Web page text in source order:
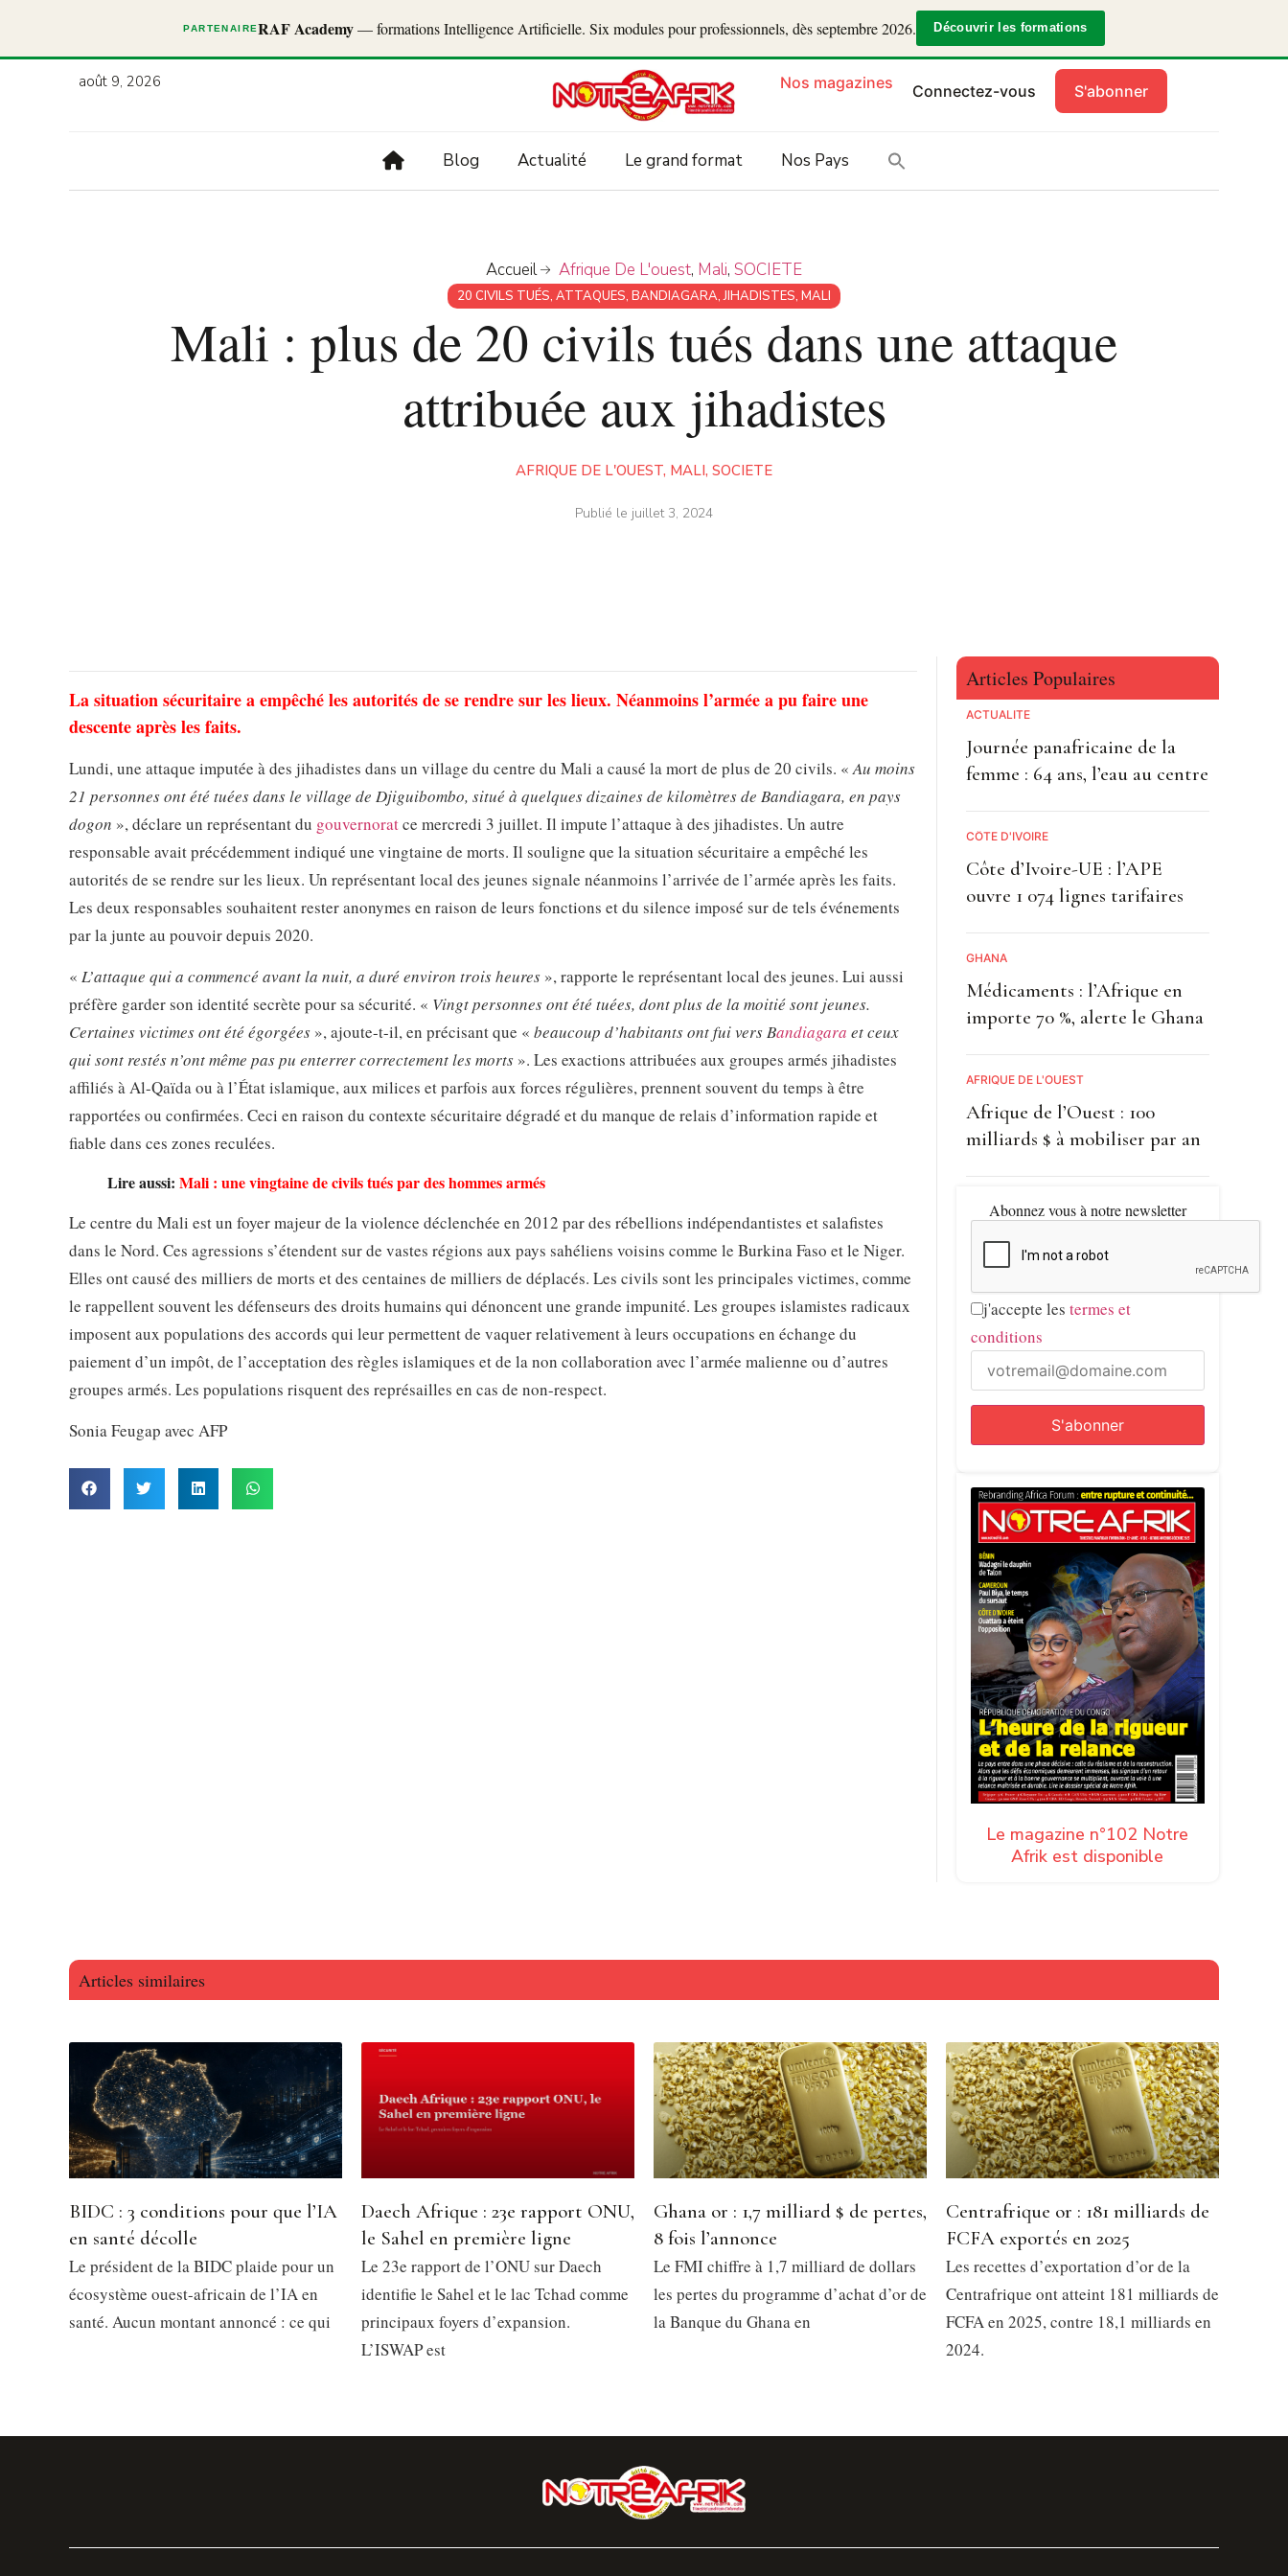
PARTENAIRERAF Academy— formations Intelligence Artificielle. Six modules pour professionnels, dès septembre 2026. Découvrir les formations
août 9, 2026 Nos magazines Connectez-vous S'abonner
Blog Actualité Le grand format Nos Pays
Accueil Afrique De L'ouest, Mali, SOCIETE
20 CIVILS TUÉS, ATTAQUES, BANDIAGARA,JIHADISTES, MALI
Mali : plus de 20 civils tués dans une attaque
attribuée aux jihadistes
AFRIQUE DE L'OUEST, MALI, SOCIETE
Publié le juillet 3, 2024
La situation sécuritaire a empêché les autorités de se rendre sur les lieux. Néanmoins l’armée a pu faire une
descente après les faits.
Lundi, une attaque imputée à des jihadistes dans un village du centre du Mali a causé la mort de plus de 20 civils. « Au moins
21 personnes ont été tuées dans le village de Djiguibombo, situé à quelques dizaines de kilomètres de Bandiagara, en pays
dogon », déclare un représentant du gouvernoratce mercredi 3 juillet. Il impute l’attaque à des jihadistes. Un autre
responsable avait précédemment indiqué une vingtaine de morts. Il souligne que la situation sécuritaire a empêché les
autorités de se rendre sur les lieux. Un représentant local des jeunes signale néanmoins l’arrivée de l’armée après les faits.
Les deux responsables souhaitent rester anonymes en raison de leurs fonctions et du silence imposé sur de tels événements
par la junte au pouvoir depuis 2020.
« L’attaque qui a commencé avant la nuit, a duré environ trois heures », rapporte le représentant local des jeunes. Lui aussi
préfère garder son identité secrète pour sa sécurité. « Vingt personnes ont été tuées, dont plus de la moitié sont jeunes.
Certaines victimes ont été égorgées », ajoute-t-il, en précisant que « beaucoup d’habitants ont fui vers Bandiagara et ceux
qui sont restés n’ont même pas pu enterrer correctement les morts ». Les exactions attribuées aux groupes armés jihadistes
affiliés à Al-Qaïda ou à l’État islamique, aux milices et parfois aux forces régulières, prennent souvent du temps à être
rapportées ou confirmées. Ceci en raison du contexte sécuritaire dégradé et du manque de relais d’information rapide et
fiable dans ces zones reculées.
Lire aussi: Mali : une vingtaine de civils tués par des hommes armés
Le centre du Mali est un foyer majeur de la violence déclenchée en 2012 par des rébellions indépendantistes et salafistes
dans le Nord. Ces agressions s’étendent sur de vastes régions aux pays sahéliens voisins comme le Burkina Faso et le Niger.
Elles ont causé des milliers de morts et des centaines de milliers de déplacés. Les civils sont les principales victimes, comme
le rappellent souvent les défenseurs des droits humains qui dénoncent une grande impunité. Les groupes islamistes radicaux
imposent aux populations des accords qui leur permettent de vaquer relativement à leurs occupations en échange du
paiement d’un impôt, de l’acceptation des règles islamiques et de la non collaboration avec l’armée malienne ou d’autres
groupes armés. Les populations risquent des représailles en cas de non-respect.
Sonia Feugap avec AFP
Articles Populaires
ACTUALITE
Journée panafricaine de la
femme : 64 ans, l’eau au centre
CÔTE D'IVOIRE
Côte d’Ivoire-UE : l’APE
ouvre 1 074 lignes tarifaires
GHANA
Médicaments : l’Afrique en
importe 70 %, alerte le Ghana
AFRIQUE DE L'OUEST
Afrique de l’Ouest : 100
milliards $ à mobiliser par an
Abonnez vous à notre newsletter
j'accepte les termes et
conditions
Le magazine n°102 Notre
Afrik est disponible
Articles similaires
BIDC : 3 conditions pour que l’IA
en santé décolle
Le président de la BIDC plaide pour un
écosystème ouest-africain de l’IA en
santé. Aucun montant annoncé : ce qui
Daech Afrique : 23e rapport ONU,
le Sahel en première ligne
Le 23e rapport de l’ONU sur Daech
identifie le Sahel et le lac Tchad comme
principaux foyers d’expansion.
L’ISWAP est
Ghana or : 1,7 milliard $ de pertes,
8 fois l’annonce
Le FMI chiffre à 1,7 milliard de dollars
les pertes du programme d’achat d’or de
la Banque du Ghana en
Centrafrique or : 181 milliards de
FCFA exportés en 2025
Les recettes d’exportation d’or de la
Centrafrique ont atteint 181 milliards de
FCFA en 2025, contre 18,1 milliards en
2024.